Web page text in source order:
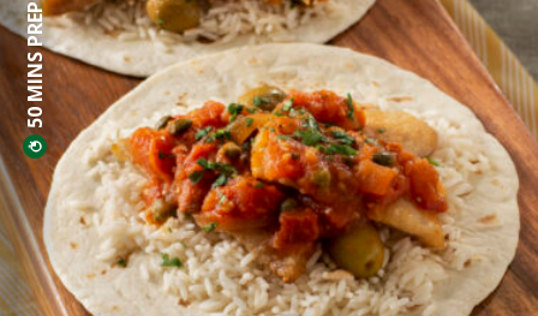
50 MINS PREP